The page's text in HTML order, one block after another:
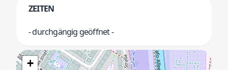
ZEITEN
- durchgängig geöffnet -
+